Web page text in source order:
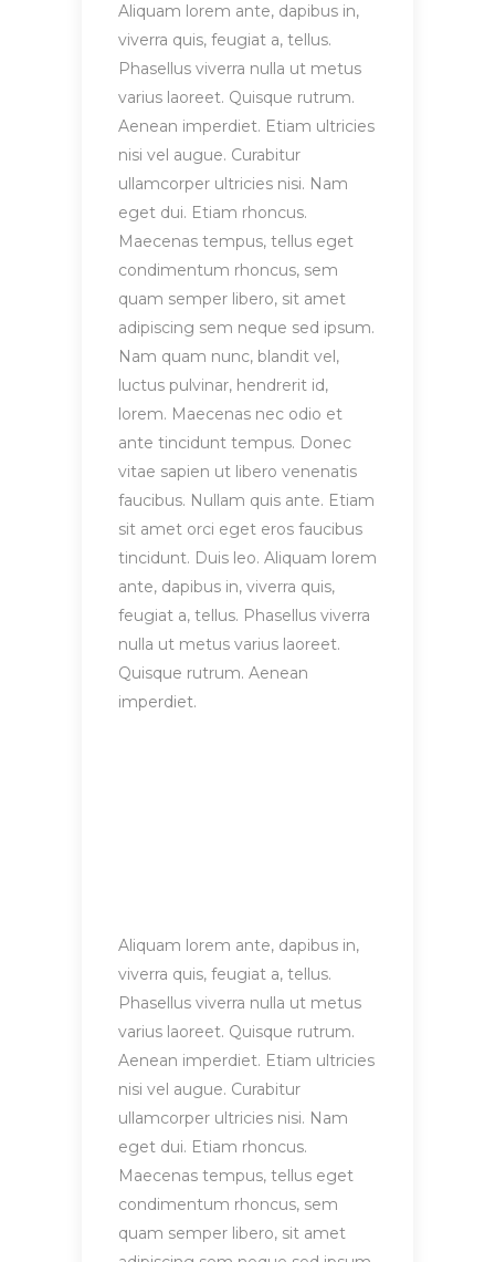
Aliquam lorem ante, dapibus in,
viverra quis, feugiat a, tellus.
Phasellus viverra nulla ut metus
varius laoreet. Quisque rutrum.
Aenean imperdiet. Etiam ultricies
nisi vel augue. Curabitur
ullamcorper ultricies nisi. Nam
eget dui. Etiam rhoncus.
Maecenas tempus, tellus eget
condimentum rhoncus, sem
quam semper libero, sit amet
adipiscing sem neque sed ipsum.
Nam quam nunc, blandit vel,
luctus pulvinar, hendrerit id,
lorem. Maecenas nec odio et
ante tincidunt tempus. Donec
vitae sapien ut libero venenatis
faucibus. Nullam quis ante. Etiam
sit amet orci eget eros faucibus
tincidunt. Duis leo. Aliquam lorem
ante, dapibus in, viverra quis,
feugiat a, tellus. Phasellus viverra
nulla ut metus varius laoreet.
Quisque rutrum. Aenean
imperdiet.
Aliquam lorem ante, dapibus in,
viverra quis, feugiat a, tellus.
Phasellus viverra nulla ut metus
varius laoreet. Quisque rutrum.
Aenean imperdiet. Etiam ultricies
nisi vel augue. Curabitur
ullamcorper ultricies nisi. Nam
eget dui. Etiam rhoncus.
Maecenas tempus, tellus eget
condimentum rhoncus, sem
quam semper libero, sit amet